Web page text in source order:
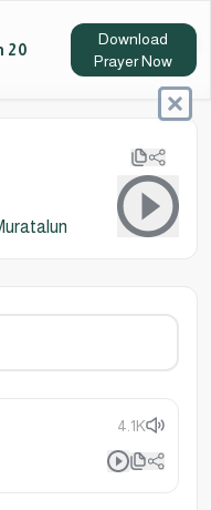
20
Download
Prayer Now
4.1K